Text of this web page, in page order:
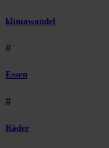
klimawandel
#
Essen
#
Räder